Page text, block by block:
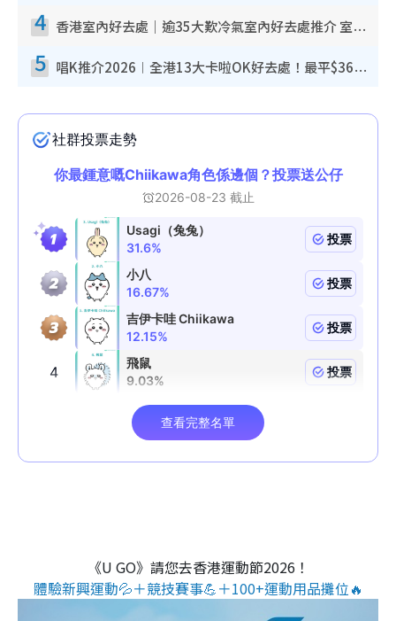
4 香港室內好去處｜逾35大歎冷氣室內好去處推介 室內活動免費避雨無懼落雨
5 唱K推介2026︱全港13大卡啦OK好去處！最平$36起 日文K都有！(附地址+收費詳情)
《U GO》請您去香港運動節2026！
體驗新興運動💦＋競技賽事💪＋100+運動用品攤位🔥